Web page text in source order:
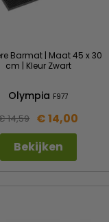
Barmat | Maat 45 x 30
cm | Kleur Zwart
Olympia F977
14,59 € 14,00
Bekijken